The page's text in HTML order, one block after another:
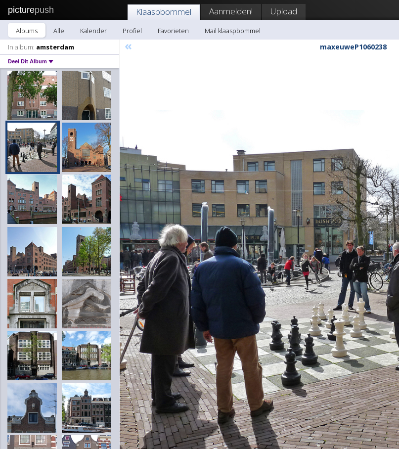
picturepush Klaaspbommel Aanmelden! Upload
Albums Alle Kalender Profiel Favorieten
Mail klaaspbommel
In album: amsterdam
Deel Dit Album
« maxeuweP1060238